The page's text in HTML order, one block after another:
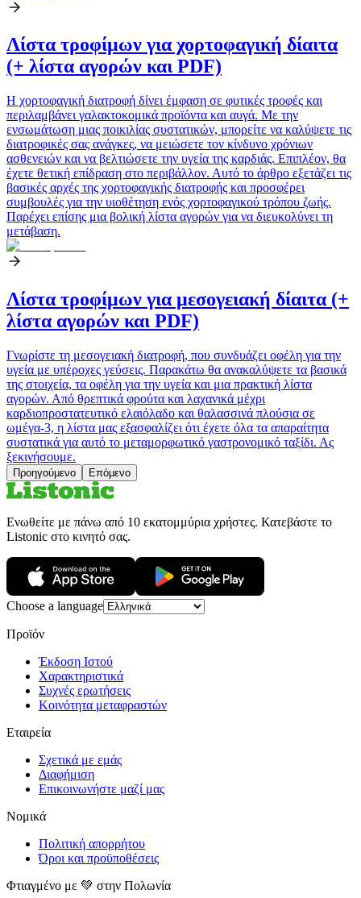
Λίστα τροφίμων για χορτοφαγική δίαιτα
(+ λίστα αγορών και PDF)
Η χορτοφαγική διατροφή δίνει έμφαση σε φυτικές τροφές και
περιλαμβάνει γαλακτοκομικά προϊόντα και αυγά. Με την
ενσωμάτωση μιας ποικιλίας συστατικών, μπορείτε να καλύψετε τις
διατροφικές σας ανάγκες, να μειώσετε τον κίνδυνο χρόνιων
ασθενειών και να βελτιώσετε την υγεία της καρδιάς. Επιπλέον, θα
έχετε θετική επίδραση στο περιβάλλον. Αυτό το άρθρο εξετάζει τις
βασικές αρχές της χορτοφαγικής διατροφής και προσφέρει
συμβουλές για την υιοθέτηση ενός χορτοφαγικού τρόπου ζωής.
Παρέχει επίσης μια βολική λίστα αγορών για να διευκολύνει τη
μετάβαση.
Λίστα τροφίμων για μεσογειακή δίαιτα (+
λίστα αγορών και PDF)
Γνωρίστε τη μεσογειακή διατροφή, που συνδυάζει οφέλη για την
υγεία με υπέροχες γεύσεις. Παρακάτω θα ανακαλύψετε τα βασικά
της στοιχεία, τα οφέλη για την υγεία και μια πρακτική λίστα
αγορών. Από θρεπτικά φρούτα και λαχανικά μέχρι
καρδιοπροστατευτικό ελαιόλαδο και θαλασσινά πλούσια σε
ωμέγα-3, η λίστα μας εξασφαλίζει ότι έχετε όλα τα απαραίτητα
συστατικά για αυτό το μεταμορφωτικό γαστρονομικό ταξίδι. Ας
ξεκινήσουμε.
Προηγούμενο Επόμενο
Ενωθείτε με πάνω από 10 εκατομμύρια χρήστες. Κατεβάστε το
Listonic στο κινητό σας.
Choose a language
Προϊόν
Έκδοση Ιστού
Χαρακτηριστικά
Συχνές ερωτήσεις
Κοινότητα μεταφραστών
Εταιρεία
Σχετικά με εμάς
Διαφήμιση
Επικοινωνήστε μαζί μας
Νομικά
Πολιτική απορρήτου
Όροι και προϋποθέσεις
Φτιαγμένο με 💚 στην Πολωνία